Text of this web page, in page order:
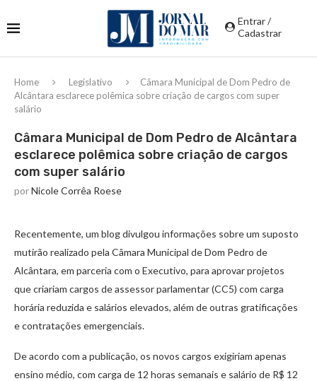
Entrar /
Cadastrar
Home Legislativo
Câmara Municipal de Dom Pedro de
Alcântara esclarece polêmica sobre criação de cargos com super
salário
Câmara Municipal de Dom Pedro de Alcântara
esclarece polêmica sobre criação de cargos
com super salário
porNicole Corrêa Roese
Recentemente, um blog divulgou informações sobre um suposto
mutirão realizado pela Câmara Municipal de Dom Pedro de
Alcântara, em parceria com o Executivo, para aprovar projetos
que criariam cargos de assessor parlamentar (CC5) com carga
horária reduzida e salários elevados, além de outras gratificações
e contratações emergenciais.
De acordo com a publicação, os novos cargos exigiriam apenas
ensino médio, com carga de 12 horas semanais e salário de R$ 12